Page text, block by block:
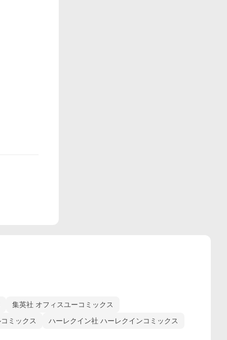
集英社 オフィスユーコミックス
ミックス ハーレクイン社 ハーレクインコミックス